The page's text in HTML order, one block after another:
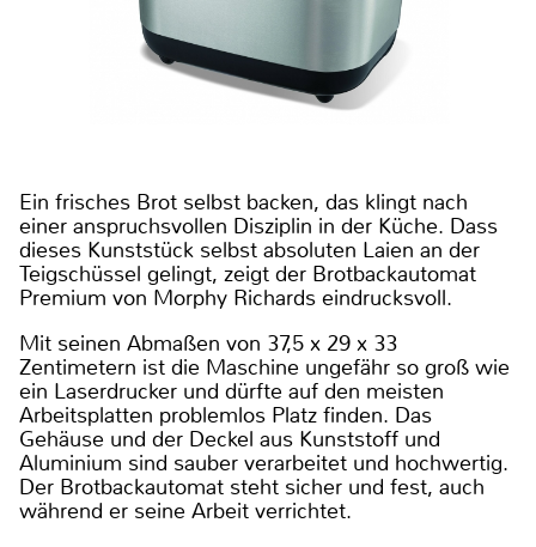
Ein frisches Brot selbst backen, das klingt nach
einer anspruchsvollen Disziplin in der Küche. Dass
dieses Kunststück selbst absoluten Laien an der
Teigschüssel gelingt, zeigt der Brotbackautomat
Premium von Morphy Richards eindrucksvoll.
Mit seinen Abmaßen von 37,5 x 29 x 33
Zentimetern ist die Maschine ungefähr so groß wie
ein Laserdrucker und dürfte auf den meisten
Arbeitsplatten problemlos Platz finden. Das
Gehäuse und der Deckel aus Kunststoff und
Aluminium sind sauber verarbeitet und hochwertig.
Der Brotbackautomat steht sicher und fest, auch
während er seine Arbeit verrichtet.